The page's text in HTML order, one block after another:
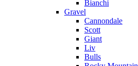
Bianchi
Gravel
Cannondale
Scott
Giant
Liv
Bulls